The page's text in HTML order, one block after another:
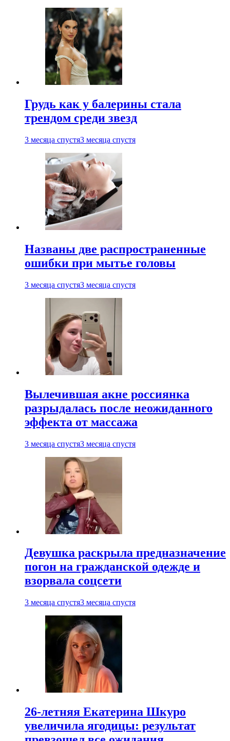
Грудь как у балерины стала
трендом среди звезд
3 месяца спустя3 месяца спустя
Названы две распространенные
ошибки при мытье головы
3 месяца спустя3 месяца спустя
Вылечившая акне россиянка
разрыдалась после неожиданного
эффекта от массажа
3 месяца спустя3 месяца спустя
Девушка раскрыла предназначение
погон на гражданской одежде и
взорвала соцсети
3 месяца спустя3 месяца спустя
26-летняя Екатерина Шкуро
увеличила ягодицы: результат